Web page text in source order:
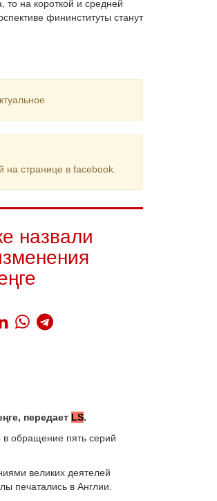
то на короткой и средней
фининституты станут
на странице в facebook.
назвали
передает LS.
обращение пять серий
великих деятелей
печатались в Англии.